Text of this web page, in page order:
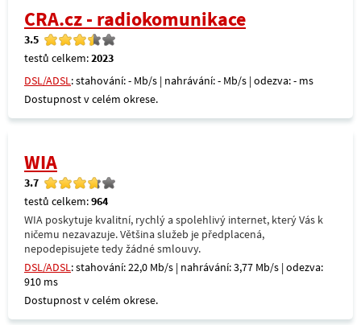
CRA.cz - radiokomunikace
3.5
testů celkem:2023
DSL/ADSL: stahování: - Mb/s | nahrávání: - Mb/s | odezva: - ms
Dostupnost v celém okrese.
WIA
3.7
testů celkem:964
WIA poskytuje kvalitní, rychlý a spolehlivý internet, který Vás k
ničemu nezavazuje. Většina služeb je předplacená,
nepodepisujete tedy žádné smlouvy.
DSL/ADSL: stahování: 22,0 Mb/s | nahrávání: 3,77 Mb/s | odezva:
910 ms
Dostupnost v celém okrese.